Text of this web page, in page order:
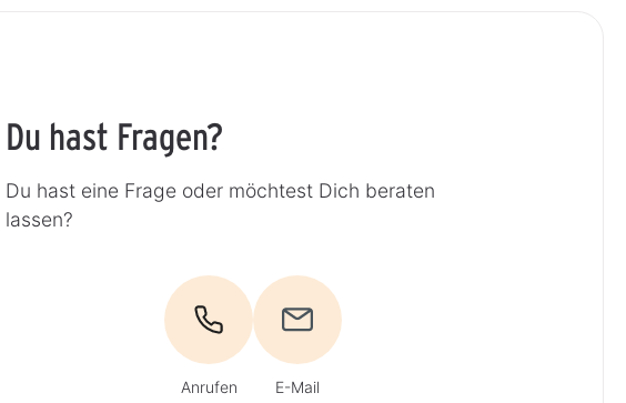
Du hast Fragen?
Du hast eine Frage oder möchtest Dich beraten
lassen?
Anrufen E-Mail